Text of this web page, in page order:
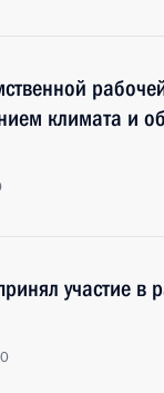
климата и
участие в